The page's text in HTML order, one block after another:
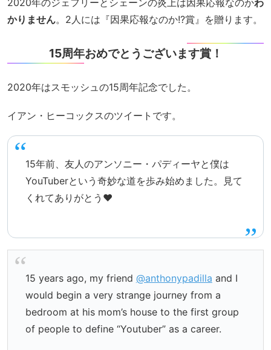
かりません。2人には『因果応報なのか!?賞』を贈ります。
15周年おめでとうございます賞！
2020年はスモッシュの15周年記念でした。
イアン・ヒーコックスのツイートです。
15年前、友人のアンソニー・パディーヤと僕は
YouTuberという奇妙な道を歩み始めました。見て
くれてありがとう❤️
15 years ago, my friend @anthonypadilla and I
would begin a very strange journey from a
bedroom at his mom’s house to the first group
of people to define “Youtuber” as a career.